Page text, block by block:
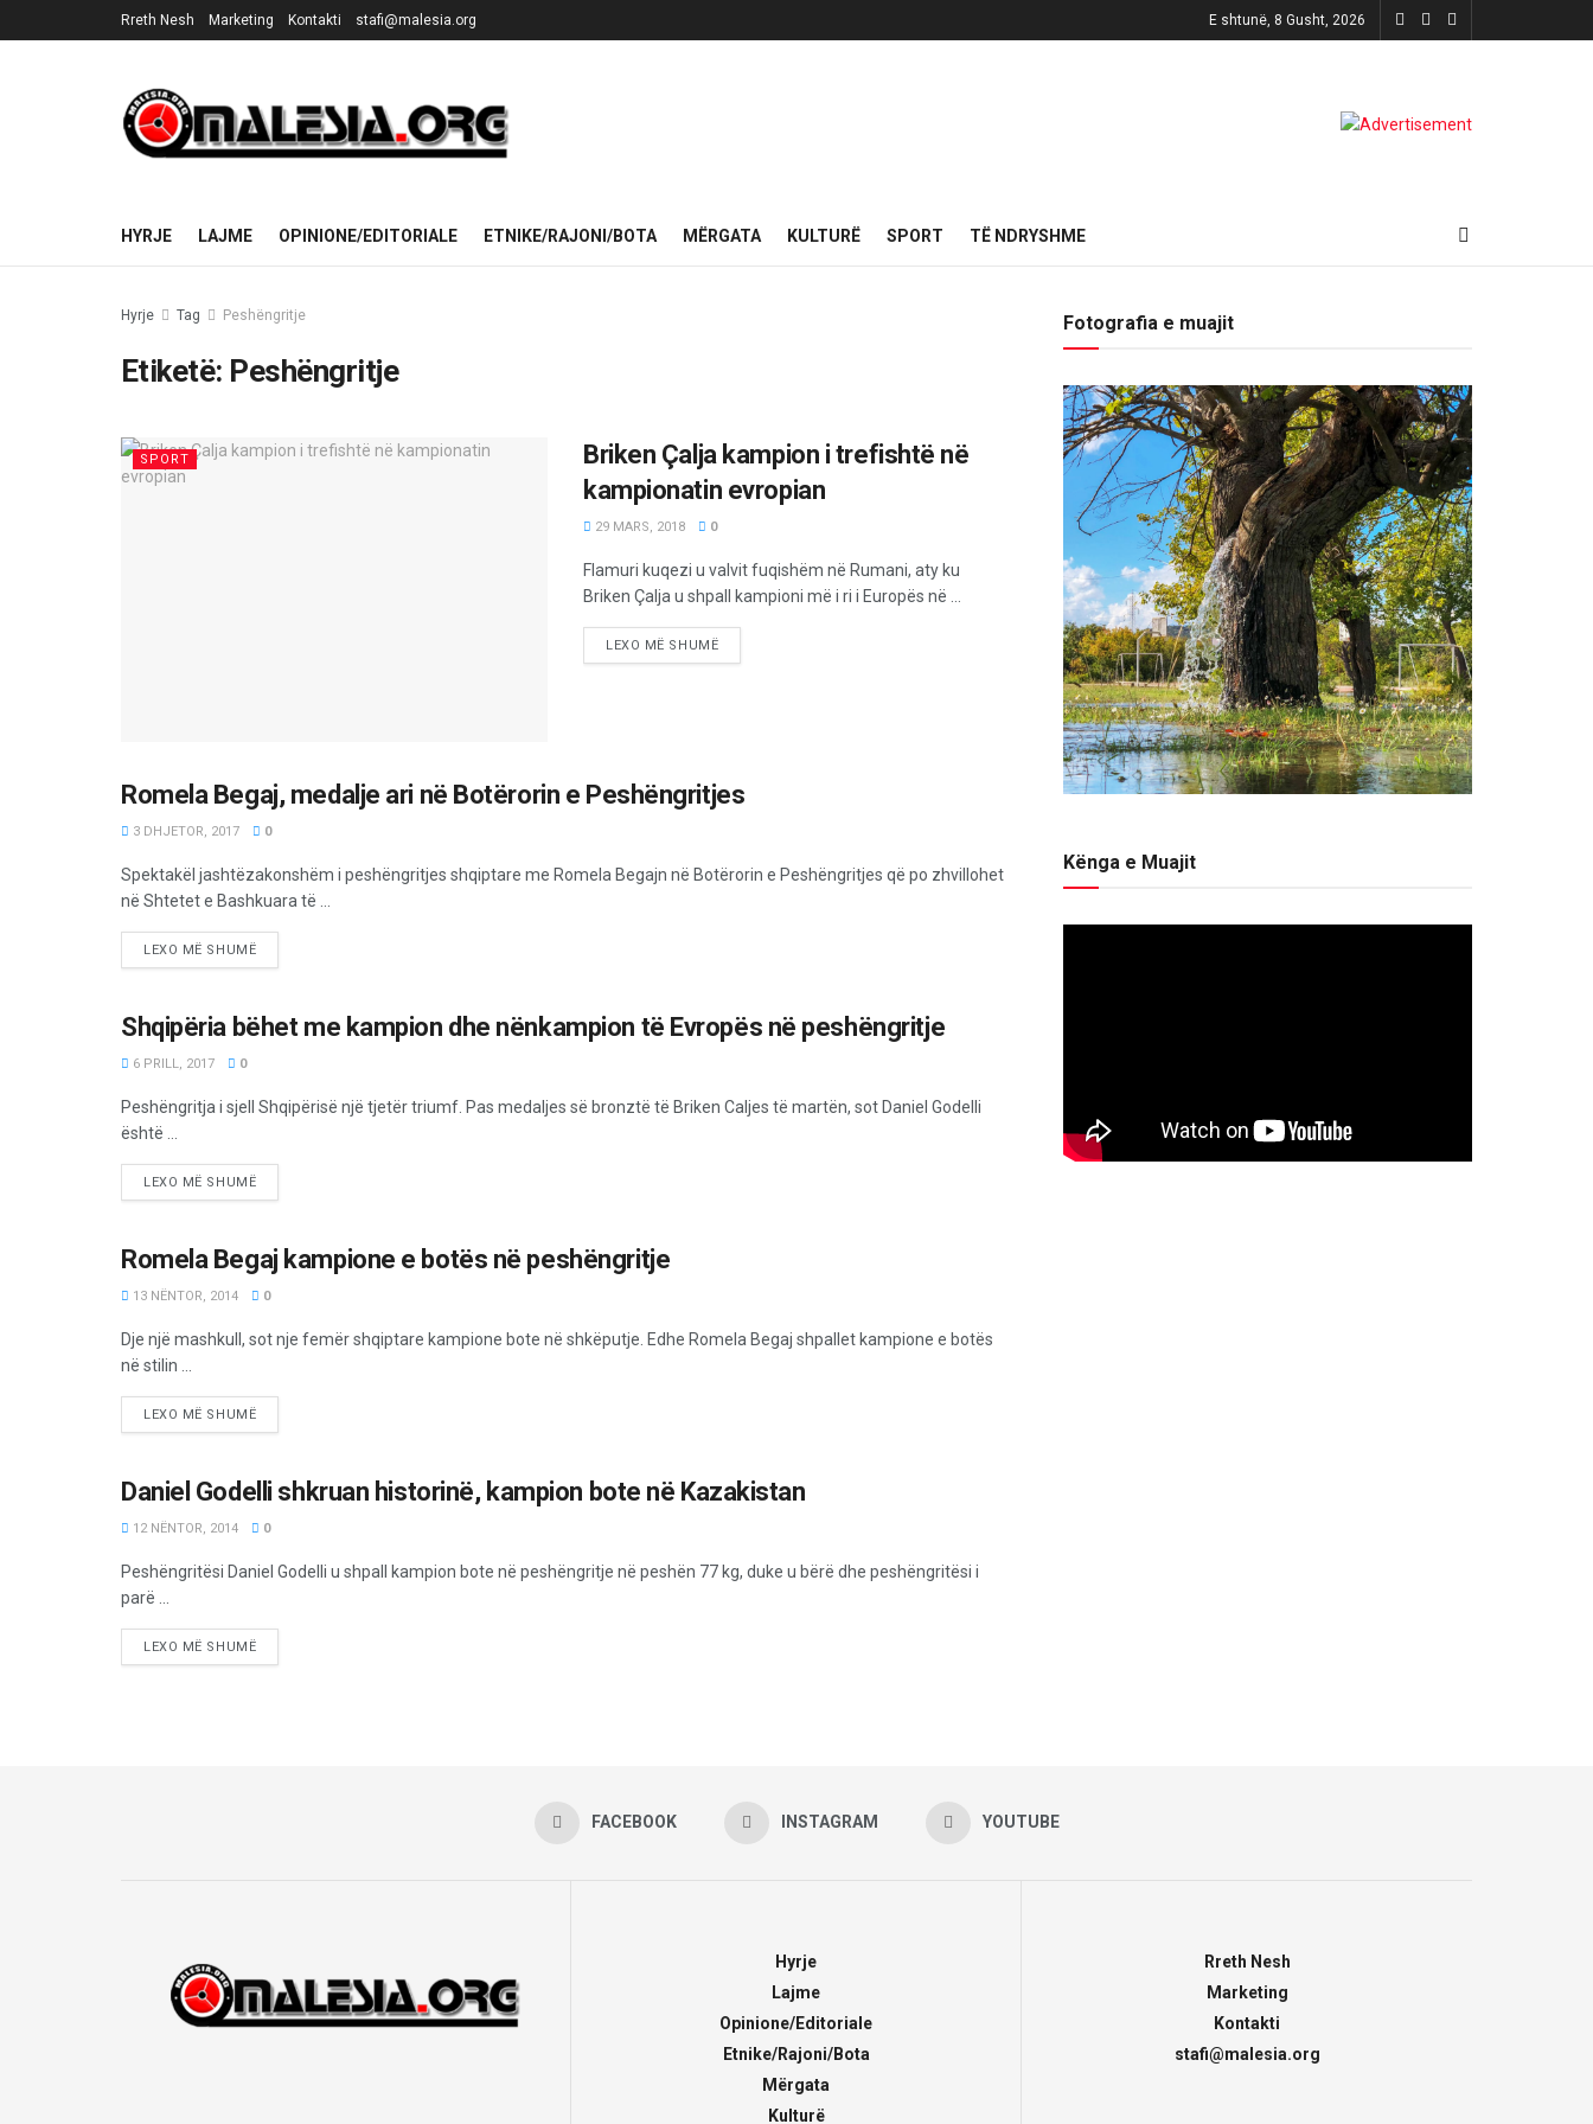
Rreth Nesh Marketing Kontakti stafi@malesia.org E shtunë, 8 Gusht, 2026
HYRJE LAJME OPINIONE/EDITORIALE ETNIKE/RAJONI/BOTA MËRGATA KULTURË SPORT TË NDRYSHME
Hyrje Tag Peshëngritje
Etiketë: Peshëngritje
SPORT
Briken Çalja kampion i trefishtë në
kampionatin evropian
29 MARS, 2018 0
Flamuri kuqezi u valvit fuqishëm në Rumani, aty ku
Briken Çalja u shpall kampioni më i ri i Europës në ...
LEXO MË SHUMË
SPORT
Romela Begaj, medalje ari në Botërorin e Peshëngritjes
3 DHJETOR, 2017 0
Spektakël jashtëzakonshëm i peshëngritjes shqiptare me Romela Begajn në Botërorin e Peshëngritjes që po zhvillohet
në Shtetet e Bashkuara të ...
LEXO MË SHUMË
SPORT
Shqipëria bëhet me kampion dhe nënkampion të Evropës në peshëngritje
6 PRILL, 2017 0
Peshëngritja i sjell Shqipërisë një tjetër triumf. Pas medaljes së bronztë të Briken Caljes të martën, sot Daniel Godelli
është ...
LEXO MË SHUMË
SPORT
Romela Begaj kampione e botës në peshëngritje
13 NËNTOR, 2014 0
Dje një mashkull, sot nje femër shqiptare kampione bote në shkëputje. Edhe Romela Begaj shpallet kampione e botës
në stilin ...
LEXO MË SHUMË
SPORT
Daniel Godelli shkruan historinë, kampion bote në Kazakistan
12 NËNTOR, 2014 0
Peshëngritësi Daniel Godelli u shpall kampion bote në peshëngritje në peshën 77 kg, duke u bërë dhe peshëngritësi i
parë ...
LEXO MË SHUMË
Fotografia e muajit
Kënga e Muajit
FACEBOOK INSTAGRAM YOUTUBE
Hyrje
Lajme
Opinione/Editoriale
Etnike/Rajoni/Bota
Mërgata
Kulturë
Rreth Nesh
Marketing
Kontakti
stafi@malesia.org